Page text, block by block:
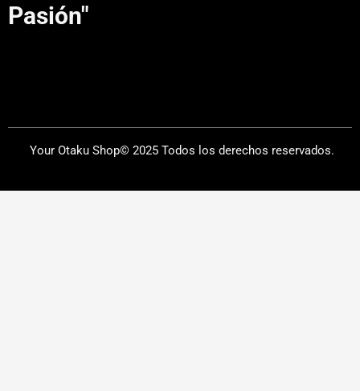
Pasión"
Your Otaku Shop© 2025 Todos los derechos reservados.